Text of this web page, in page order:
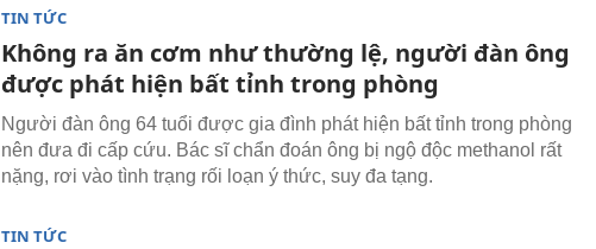
TIN TỨC
Không ra ăn cơm như thường lệ, người đàn ông
được phát hiện bất tỉnh trong phòng
Người đàn ông 64 tuổi được gia đình phát hiện bất tỉnh trong phòng
nên đưa đi cấp cứu. Bác sĩ chẩn đoán ông bị ngộ độc methanol rất
nặng, rơi vào tình trạng rối loạn ý thức, suy đa tạng.
TIN TỨC